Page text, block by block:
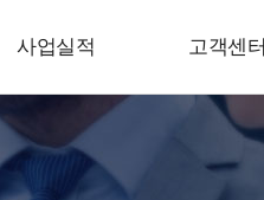
사업실적 고객센